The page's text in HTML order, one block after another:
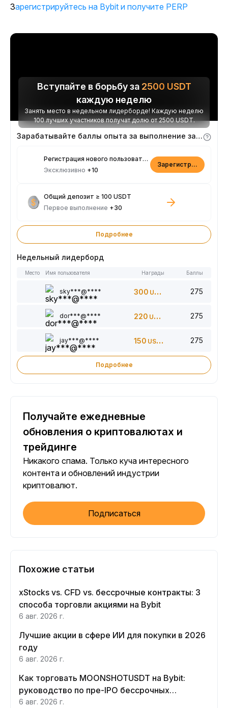
Зарегистрируйтесь на Bybit и получите PERP
Вступайте в борьбу за 2500 USDT
каждую неделю
Занять место в недельном лидерборде! Каждую неделю
100 лучших участников получат долю от 2500 USDT.
Зарабатывайте баллы опыта за выполнение заданий
Регистрация нового пользователя
Эксклюзивно +10
Зарегистрироваться
Общий депозит ≥ 100 USDT
Первое выполнение +30
Подробнее
Недельный лидерборд
Место Имя пользователя Награды Баллы
sky***@**** 300 USDT 275
dor***@**** 220 USDT 275
jay***@**** 150 USDT 275
Подробнее
Получайте ежедневные
обновления о криптовалютах и
трейдинге
Никакого спама. Только куча интересного
контента и обновлений индустрии
криптовалют.
Подписаться
Похожие статьи
xStocks vs. CFD vs. бессрочные контракты: 3
способа торговли акциями на Bybit
6 авг. 2026 г.
Лучшие акции в сфере ИИ для покупки в 2026
году
6 авг. 2026 г.
Как торговать MOONSHOTUSDT на Bybit:
руководство по пре-IPO бессрочных
контрактов Moonshot AI
6 авг. 2026 г.